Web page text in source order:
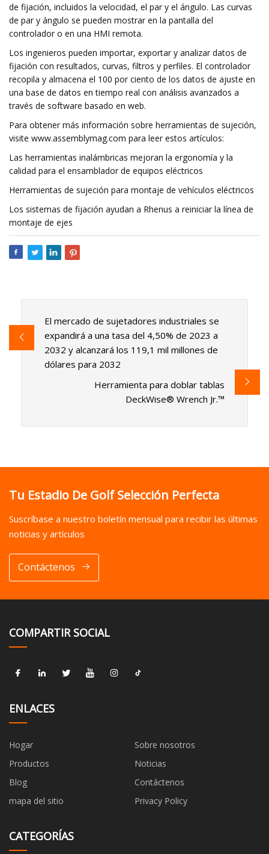
de fijación, incluidos la velocidad, el par y el ángulo. Las curvas
de par y ángulo se pueden mostrar en la pantalla del
controlador o en una HMI remota.
Los ingenieros pueden importar, exportar y analizar datos de
fijación con resultados, curvas, filtros y perfiles. El controlador
recopila y almacena el 100 por ciento de los datos de ajuste en
una base de datos en tiempo real con análisis avanzados a
través de software basado en web.
Para obtener más información sobre herramientas de sujeción,
visite www.assemblymag.com para leer estos artículos:
Las herramientas inalámbricas mejoran la ergonomía y la
calidad para el ensamblador de equipos eléctricos
Herramientas de sujeción para montaje de vehículos eléctricos
Los sistemas de fijación ayudan a Rhenus a reiniciar la línea de
montaje de ejes
El mercado de sujetadores industriales se
expandirá a una tasa del 4,50% de 2023 a
2032 y alcanzará los 119,1 mil millones de
dólares para 2032
Herramienta para doblar tablas
DeckWise® Wrench Jr.™
Tu Estadio De Golf Selección Perfecta
Suscríbase a nuestro boletín mensual para recibir las últimas
noticias y artículos
Contáctenos
COMPARTIR SOCIAL
ENLACES
Hogar
Sobre nosotros
Productos
Noticias
Blog
Contáctenos
mapa del sitio
Privacy Policy
CATEGORÍAS